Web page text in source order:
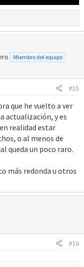
Miembro del equipo
#15
que he vuelto a ver
actualización, y es
realidad estar
o al menos de
queda un poco raro.
más redonda u otros
#16